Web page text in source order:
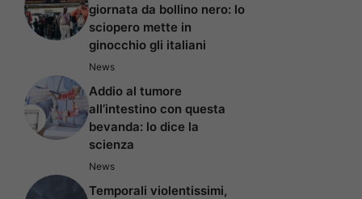
giornata da bollino nero: lo
sciopero mette in
ginocchio gli italiani
News
Addio al tumore
all’intestino con questa
bevanda: lo dice la
scienza
News
Temporali violentissimi,